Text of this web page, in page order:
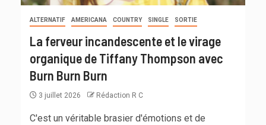
ALTERNATIF AMERICANA COUNTRY SINGLE SORTIE
La ferveur incandescente et le virage
organique de Tiffany Thompson avec
Burn Burn Burn
3 juillet 2026 Rédaction R C
C'est un véritable brasier d'émotions et de